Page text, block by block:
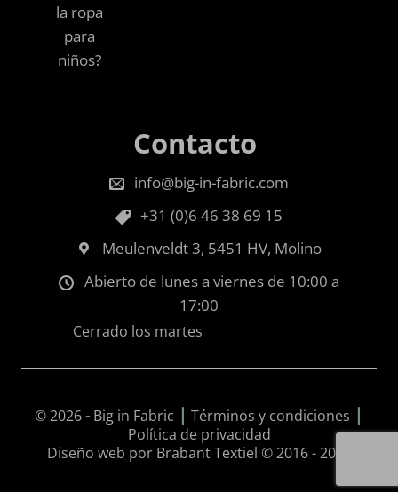
la ropa
para
niños?
Contacto
info@big-in-fabric.com
+31 (0)6 46 38 69 15
Meulenveldt 3, 5451 HV, Molino
Abierto de lunes a viernes de 10:00 a
17:00
Cerrado los martes
© 2026-Big in Fabric | Términos y condiciones |
Política de privacidad
Diseño web por Brabant Textiel © 2016 - 2026